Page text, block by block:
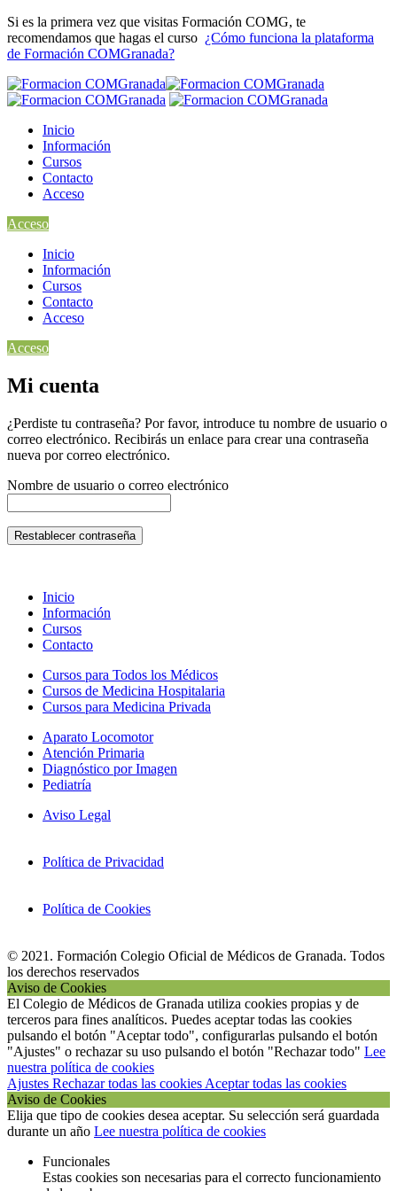
Si es la primera vez que visitas Formación COMG, te
recomendamos que hagas el curso ¿Cómo funciona la plataforma
de Formación COMGranada?
Inicio
Información
Cursos
Contacto
Acceso
Acceso
Inicio
Información
Cursos
Contacto
Acceso
Acceso
Mi cuenta
¿Perdiste tu contraseña? Por favor, introduce tu nombre de usuario o
correo electrónico. Recibirás un enlace para crear una contraseña
nueva por correo electrónico.
Nombre de usuario o correo electrónico
Restablecer contraseña
Inicio
Información
Cursos
Contacto
Cursos para Todos los Médicos
Cursos de Medicina Hospitalaria
Cursos para Medicina Privada
Aparato Locomotor
Atención Primaria
Diagnóstico por Imagen
Pediatría
Aviso Legal
Política de Privacidad
Política de Cookies
© 2021. Formación Colegio Oficial de Médicos de Granada. Todos
los derechos reservados
Aviso de Cookies
El Colegio de Médicos de Granada utiliza cookies propias y de
terceros para fines analíticos. Puedes aceptar todas las cookies
pulsando el botón "Aceptar todo", configurarlas pulsando el botón
"Ajustes" o rechazar su uso pulsando el botón "Rechazar todo" Lee
nuestra política de cookies
Ajustes Rechazar todas las cookies Aceptar todas las cookies
Aviso de Cookies
Elija que tipo de cookies desea aceptar. Su selección será guardada
durante un año Lee nuestra política de cookies
Funcionales
Estas cookies son necesarias para el correcto funcionamiento